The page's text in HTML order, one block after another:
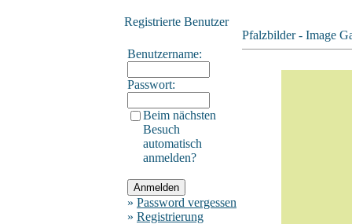
Registrierte Benutzer
Benutzername:
Passwort:
Beim nächsten
Besuch
automatisch
anmelden?
» Password vergessen
» Registrierung
Pfalzbilder - Image